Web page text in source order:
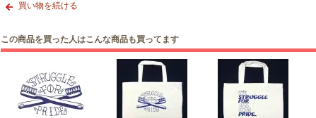
買い物を続ける
この商品を買った人はこんな商品も買ってます